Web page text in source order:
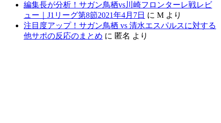
編集長が分析！サガン鳥栖vs川崎フロンターレ戦レビ
ュー｜J1リーグ第8節2021年4月7日 に M より
注目度アップ！サガン鳥栖 vs 清水エスパルスに対する
他サポの反応のまとめ に 匿名 より